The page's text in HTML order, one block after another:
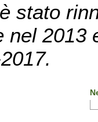
stato
nel 2013